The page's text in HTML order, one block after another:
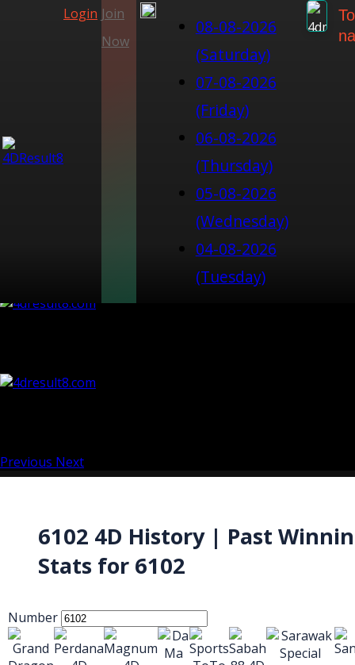
Login Join
Now
08-08-2026
(Saturday)
07-08-2026
(Friday)
06-08-2026
(Thursday)
05-08-2026
(Wednesday)
04-08-2026
(Tuesday)
Previous Next
6102 4D History | Past
Stats for 6102
Number